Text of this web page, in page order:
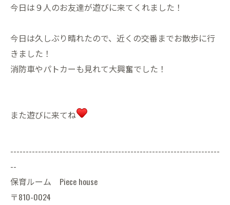
今日は９人のお友達が遊びに来てくれました！
今日は久しぶり晴れたので、近くの交番までお散歩に行
きました！
消防車やパトカーも見れて大興奮でした！
また遊びに来てね
--------------------------------------------------------------------
--
保育ルーム Piece house
〒810-0024